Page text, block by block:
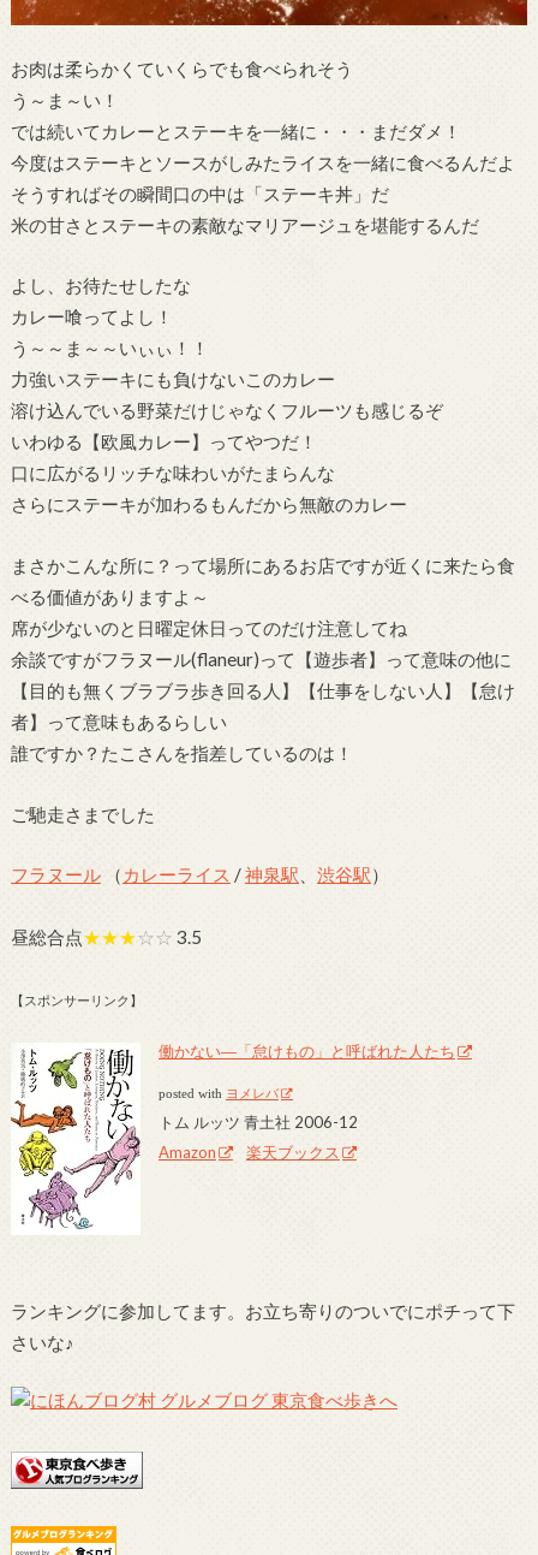
お肉は柔らかくていくらでも食べられそう
う～ま～い！
では続いてカレーとステーキを一緒に・・・まだダメ！
今度はステーキとソースがしみたライスを一緒に食べるんだよ
そうすればその瞬間口の中は「ステーキ丼」だ
米の甘さとステーキの素敵なマリアージュを堪能するんだ
よし、お待たせしたな
カレー喰ってよし！
う～～ま～～いぃぃ！！
力強いステーキにも負けないこのカレー
溶け込んでいる野菜だけじゃなくフルーツも感じるぞ
いわゆる【欧風カレー】ってやつだ！
口に広がるリッチな味わいがたまらんな
さらにステーキが加わるもんだから無敵のカレー
まさかこんな所に？って場所にあるお店ですが近くに来たら食
べる価値がありますよ～
席が少ないのと日曜定休日ってのだけ注意してね
余談ですがフラヌール(flaneur)って【遊歩者】って意味の他に
【目的も無くブラブラ歩き回る人】【仕事をしない人】【怠け
者】って意味もあるらしい
誰ですか？たこさんを指差しているのは！
ご馳走さまでした
フラヌール（ カレーライス /神泉駅 渋谷駅）
昼総合点★★★☆☆ 3.5
【スポンサーリンク】
働かない―「怠けもの」と呼ばれた人たち
posted with ヨメレバ
トム ルッツ 青土社 2006-12
Amazon
楽天ブックス
ランキングに参加してます。お立ち寄りのついでにポチって下
さいな♪